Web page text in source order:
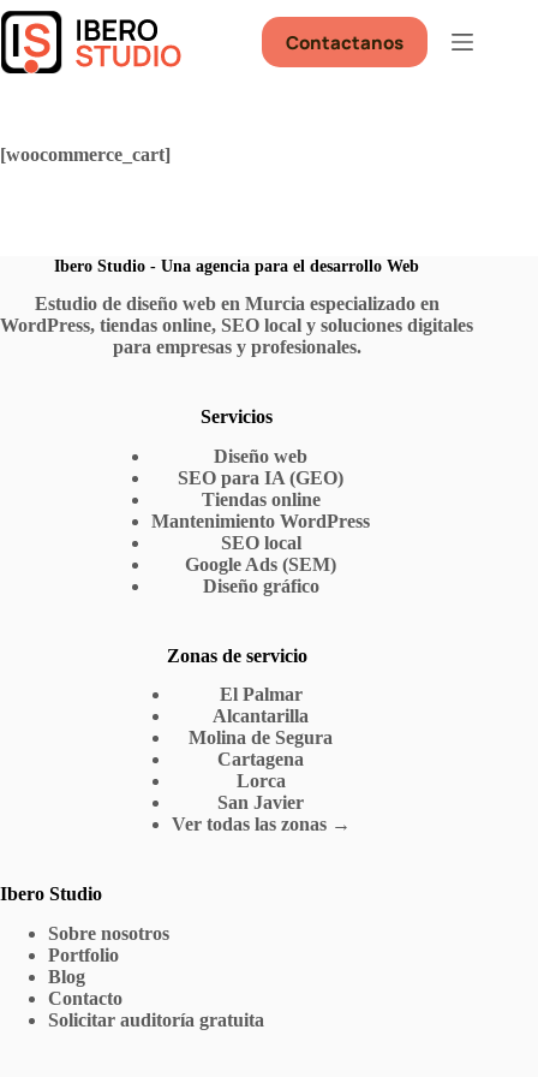
Saltar
al
contenido
Contactanos
[woocommerce_cart]
Ibero Studio - Una agencia para el desarrollo Web
Estudio de diseño web en Murcia especializado en
WordPress, tiendas online, SEO local y soluciones digitales
para empresas y profesionales.
Servicios
Diseño web
SEO para IA (GEO)
Tiendas online
Mantenimiento WordPress
SEO local
Google Ads (SEM)
Diseño gráfico
Zonas de servicio
El Palmar
Alcantarilla
Molina de Segura
Cartagena
Lorca
San Javier
Ver todas las zonas →
Ibero Studio
Sobre nosotros
Portfolio
Blog
Contacto
Solicitar auditoría gratuita